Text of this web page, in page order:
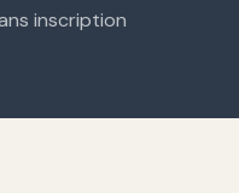
inscription